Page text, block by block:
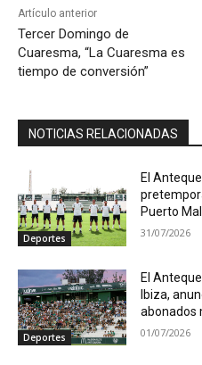
Artículo anterior
Tercer Domingo de
Cuaresma, “La Cuaresma es
tiempo de conversión”
NOTICIAS RELACIONADAS
Deportes
El
Puerto
31/07/2026
Deportes
El
Ibiza,
abonados
01/07/2026